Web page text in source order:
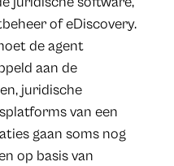
of eDiscovery.
de agent
aan de
juridische
van een
gaan soms nog
op basis van